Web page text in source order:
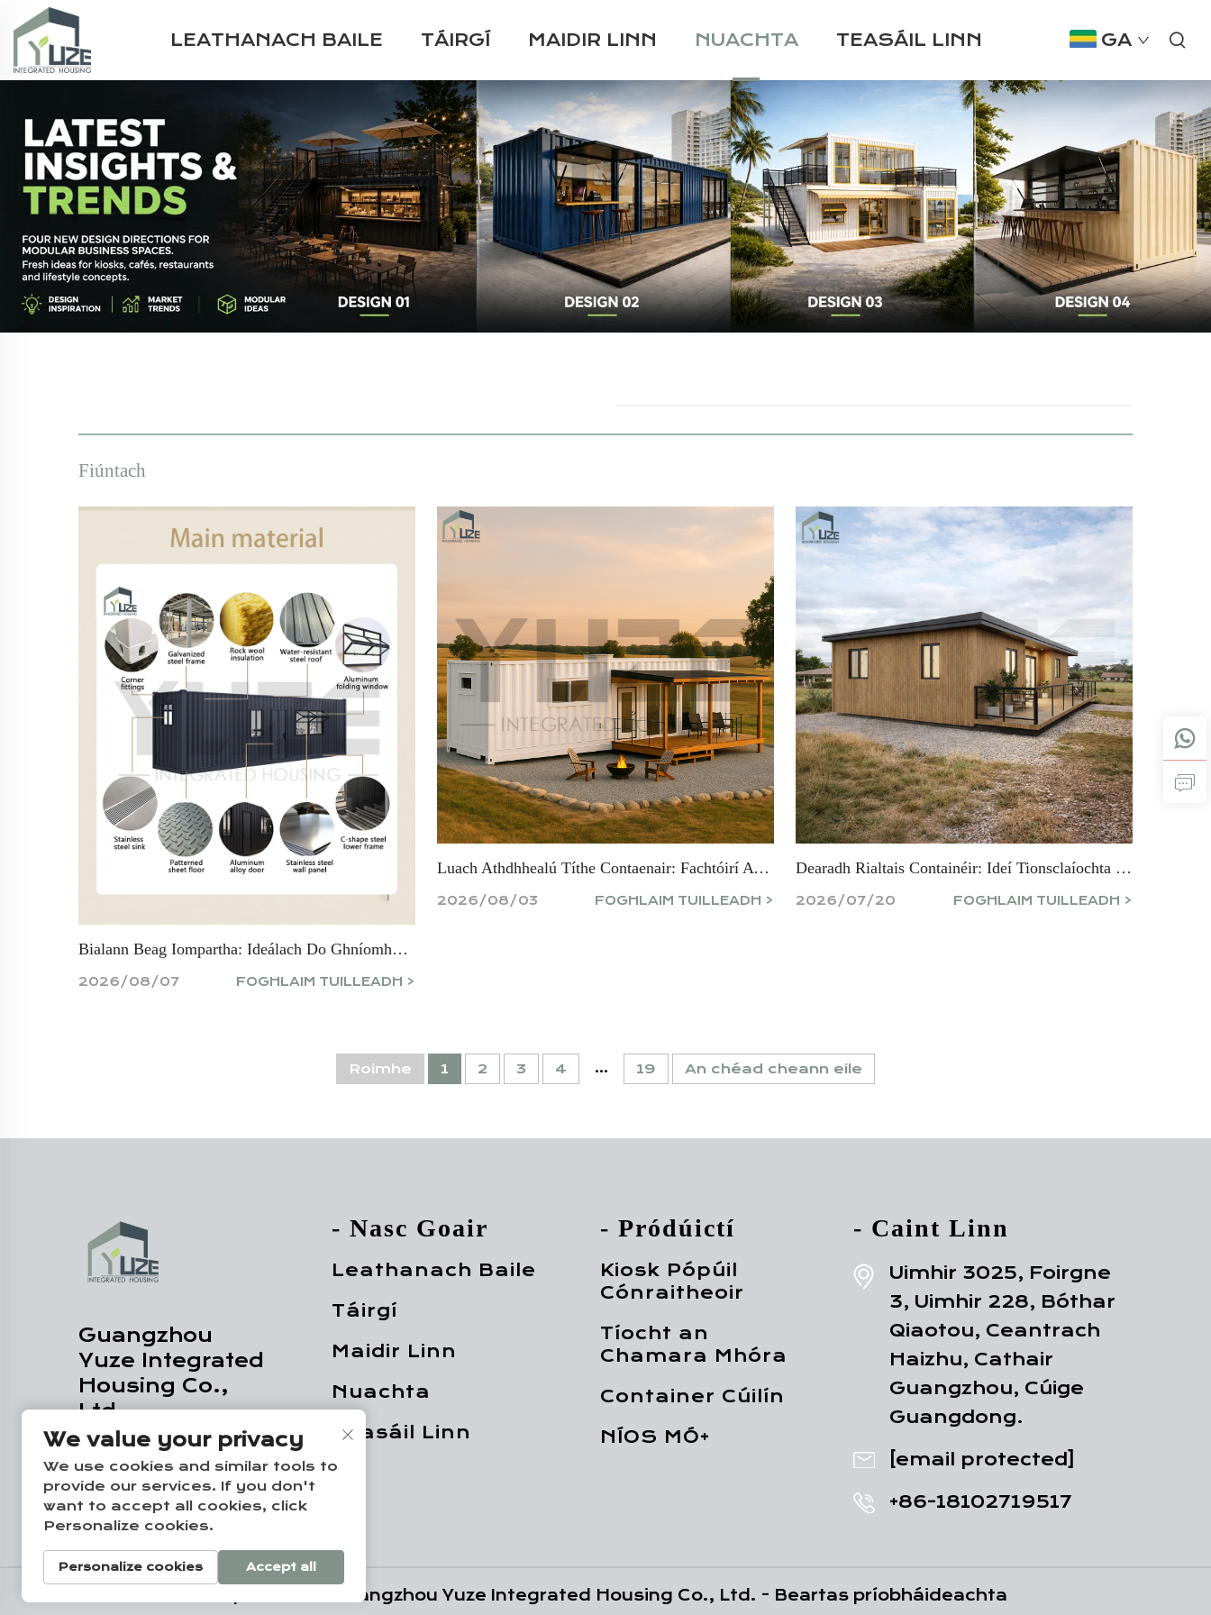
LEATHANACH BAILE TÁIRGÍ MAIDIR LINN NUACHTA TEASÁIL LINN GA
Fiúntach
Bialann Beag Iompartha: Ideálach Do Ghníomhaireanna Bia A Bhíonn Faoi Bhréagadh
2026/08/07 FOGHLAIM TUILLEADH >
Luach Athdhhealú Títhe Contaenair: Fachtóirí A Thagann I Gceist Le Do I N-Imreart
2026/08/03 FOGHLAIM TUILLEADH >
Dearadh Rialtais Containéir: Ideí Tionsclaíochta & Nua-Agheanach Don Bhliain 2026
2026/07/20 FOGHLAIM TUILLEADH >
Roimhe 1 2 3 4 ... 19 An chéad cheann eile
Guangzhou
Yuze Integrated
Housing Co.,
Ltd.
- Nasc Goair
Leathanach Baile
Táirgí
Maidir Linn
Nuachta
Teasáil Linn
- Pródúictí
Kiosk Pópúil
Cónraitheoir
Tíocht an
Chamara Mhóra
Container Cúilín
NÍOS MÓ+
- Caint Linn
Uimhir 3025, Foirgne
3, Uimhir 228, Bóthar
Qiaotou, Ceantrach
Haizhu, Cathair
Guangzhou, Cúige
Guangdong.
[email protected]
+86-18102719517
Cóipcheart © Guangzhou Yuze Integrated Housing Co., Ltd. - Beartas príobháideachta
We value your privacy
We use cookies and similar tools to
provide our services. If you don't
want to accept all cookies, click
Personalize cookies.
Personalize cookies Accept all